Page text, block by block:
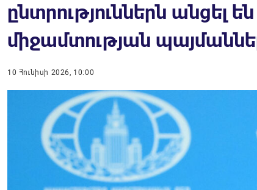
ընտրություններն անցել
միջամտության
10 Հունիսի 2026, 10:00